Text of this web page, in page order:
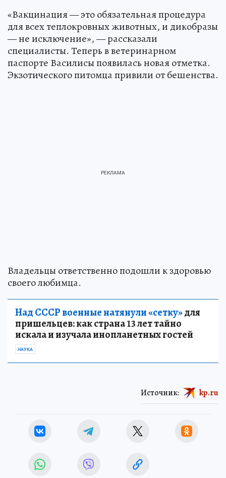
«Вакцинация — это обязательная процедура
для всех теплокровных животных, и дикобразы
— не исключение», — рассказали
специалисты. Теперь в ветеринарном
паспорте Василисы появилась новая отметка.
Экзотического питомца привили от бешенства.
Владельцы ответственно подошли к здоровью
своего любимца.
Над СССР военные натянули «сетку»для
пришельцев: как страна 13 лет тайно
искала и изучала инопланетных гостей
НАУКА
Источник: kp.ru